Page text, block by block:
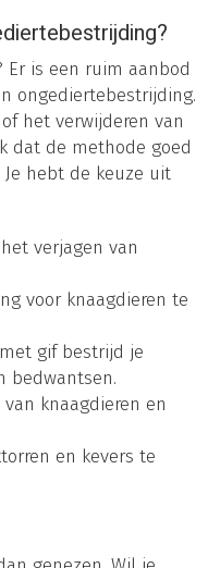
is een ruim aanbod
ongediertebestrijding.
het verwijderen van
dat de methode goed
hebt de keuze uit
verjagen van
voor knaagdieren te
gif bestrijd je
bedwantsen.
knaagdieren en
en kevers te